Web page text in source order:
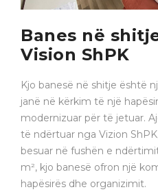
Banes në
Vision ShPK
Kjo banesë në shitje është
janë në kërkim të një
modernizuar për të jetuar.
të ndërtuar nga Vizion
besuar në fushën e
m², kjo banesë ofron një
hapësirës dhe organizimit.